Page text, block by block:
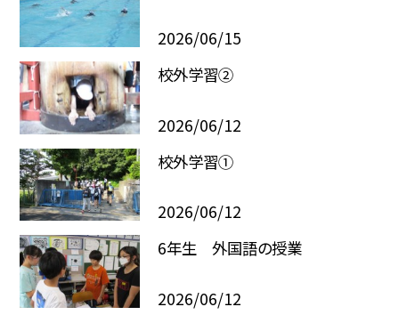
2026/06/15
校外学習②
2026/06/12
校外学習①
2026/06/12
6年生 外国語の授業
2026/06/12